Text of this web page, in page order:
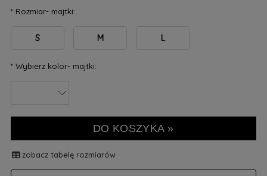
*Rozmiar- majtki:
S M L
*Wybierz kolor- majtki:
DO KOSZYKA »
zobacz tabelę rozmiarów